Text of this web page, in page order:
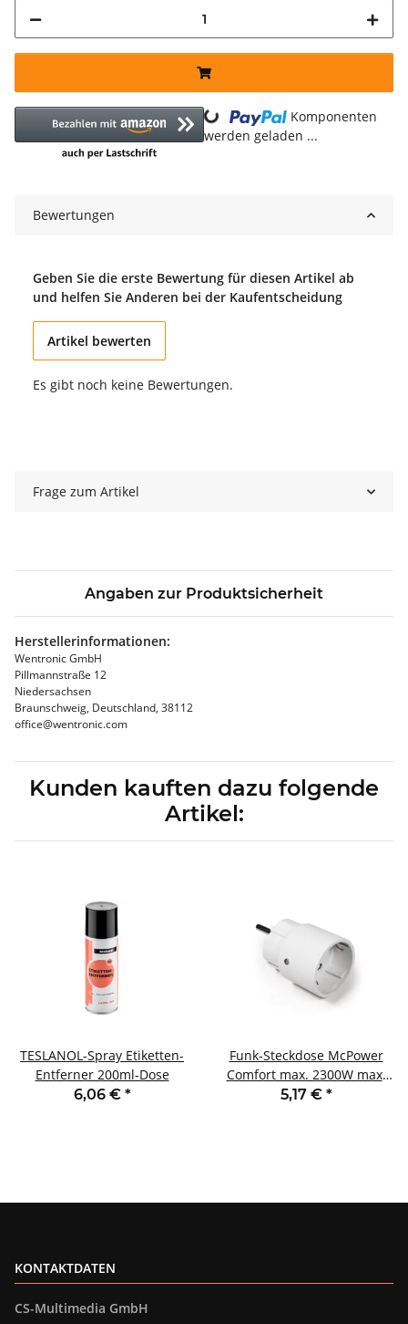
Loading...
Komponenten
werden geladen ...
Bewertungen
Geben Sie die erste Bewertung für diesen Artikel ab
und helfen Sie Anderen bei der Kaufentscheidung
Artikel bewerten
Es gibt noch keine Bewertungen.
Frage zum Artikel
Angaben zur Produktsicherheit
Herstellerinformationen:
Wentronic GmbH
Pillmannstraße 12
Niedersachsen
Braunschweig, Deutschland, 38112
office@wentronic.com
Kunden kauften dazu folgende
Artikel:
TESLANOL-Spray Etiketten-
Entferner 200ml-Dose
6,06 € *
Funk-Steckdose McPower
Comfort max. 2300W max.
70m IP20 230V
5,17 € *
KONTAKTDATEN
CS-Multimedia GmbH